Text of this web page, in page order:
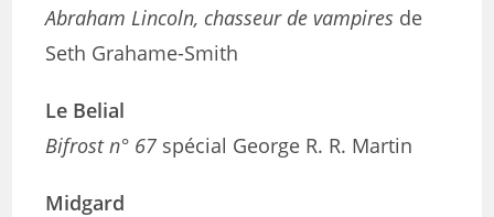
Abraham Lincoln, chasseur de vampires de
Seth Grahame-Smith
Le Belial
Bifrost n° 67 spécial George R. R. Martin
Midgard